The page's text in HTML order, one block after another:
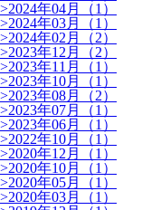
>2024年04月（1）
>2024年03月（1）
>2024年02月（2）
>2023年12月（2）
>2023年11月（1）
>2023年10月（1）
>2023年08月（2）
>2023年07月（1）
>2023年06月（1）
>2022年10月（1）
>2020年12月（1）
>2020年10月（1）
>2020年05月（1）
>2020年03月（1）